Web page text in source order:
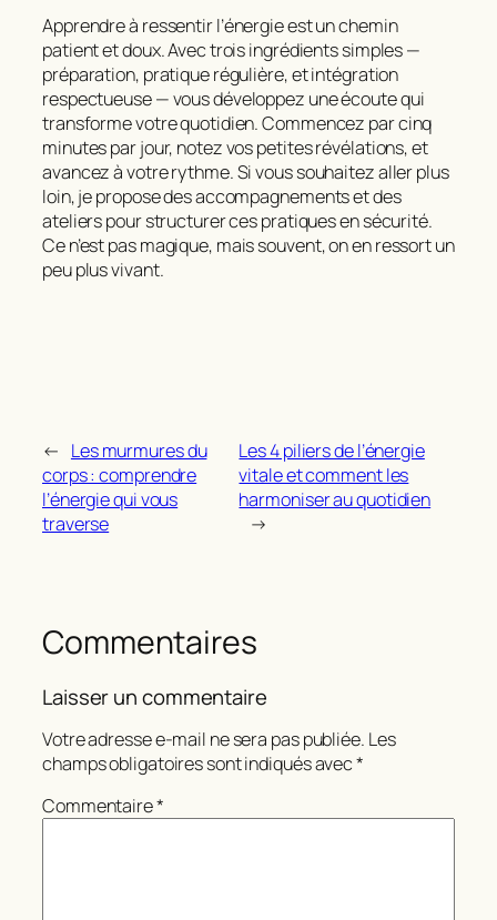
Apprendre à ressentir l’énergieest un chemin
patient et doux. Avec trois ingrédients simples —
préparation, pratique régulière, et intégration
respectueuse — vous développez une écoute qui
transforme votre quotidien. Commencez par cinq
minutes par jour, notez vos petites révélations, et
avancez à votre rythme. Si vous souhaitez aller plus
loin, je propose des accompagnements et des
ateliers pour structurer ces pratiques en sécurité.
Ce n’est pas magique, mais souvent, on en ressort un
peu plus vivant.
← Les murmures du
corps : comprendre
l’énergie qui vous
traverse
Les 4 piliers de l’énergie
vitale et comment les
harmoniser au quotidien
→
Commentaires
Laisser un commentaire
Votre adresse e-mail ne sera pas publiée. Les
champs obligatoires sont indiqués avec*
Commentaire*